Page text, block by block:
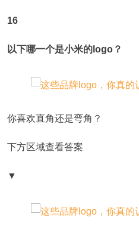
16
以下哪一个是小米的logo？
你喜欢直角还是弯角？
下方区域查看答案
▼